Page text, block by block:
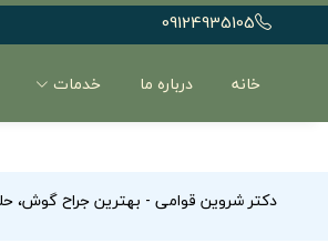
09124935105
خانه درباره ما خدمات
دکتر شروین قوامی - بهترین جراح گوش،